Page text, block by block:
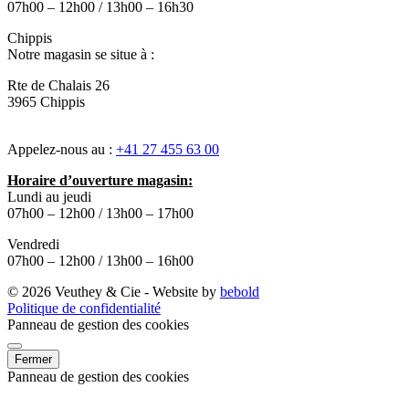
07h00 – 12h00 / 13h00 – 16h30
Chippis
Notre magasin se situe à :
Rte de Chalais 26
3965 Chippis
Appelez-nous au : +41 27 455 63 00
Horaire d’ouverture magasin:
Lundi au jeudi
07h00 – 12h00 / 13h00 – 17h00
Vendredi
07h00 – 12h00 / 13h00 – 16h00
© 2026 Veuthey & Cie - Website by bebold
Politique de confidentialité
Panneau de gestion des cookies
Fermer
Panneau de gestion des cookies